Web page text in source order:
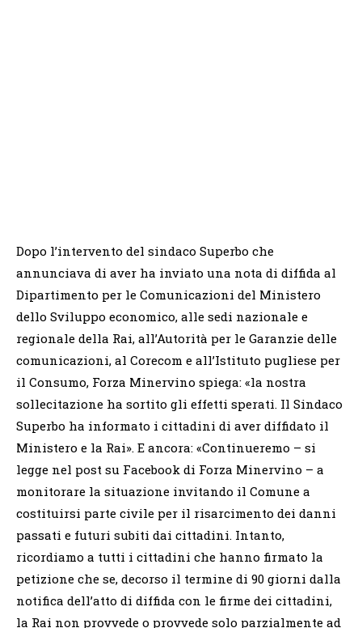
Dopo l’intervento del sindaco Superbo che
annunciava di aver ha inviato una nota di diffida al
Dipartimento per le Comunicazioni del Ministero
dello Sviluppo economico, alle sedi nazionale e
regionale della Rai, all’Autorità per le Garanzie delle
comunicazioni, al Corecom e all’Istituto pugliese per
il Consumo, Forza Minervino spiega: «la nostra
sollecitazione ha sortito gli effetti sperati. Il Sindaco
Superbo ha informato i cittadini di aver diffidato il
Ministero e la Rai». E ancora: «Continueremo – si
legge nel post su Facebook di Forza Minervino – a
monitorare la situazione invitando il Comune a
costituirsi parte civile per il risarcimento dei danni
passati e futuri subiti dai cittadini. Intanto,
ricordiamo a tutti i cittadini che hanno firmato la
petizione che se, decorso il termine di 90 giorni dalla
notifica dell’atto di diffida con le firme dei cittadini,
la Rai non provvede o provvede solo parzialmente ad